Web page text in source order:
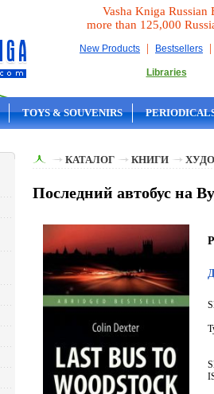
Vasha Kniga Russian
more than 125,000
New Products | Bestsellers |
Libraries
TOYS & SOUVENIRS
КАТАЛОГ КНИГИ
Последний автобус на